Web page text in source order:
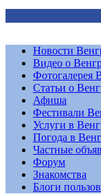
Новости
Видео о
Фотогалерея
Статьи о
Афиша
Фестивали
Услуги в
Погода в
Частные
Форум
Знакомства
Блоги